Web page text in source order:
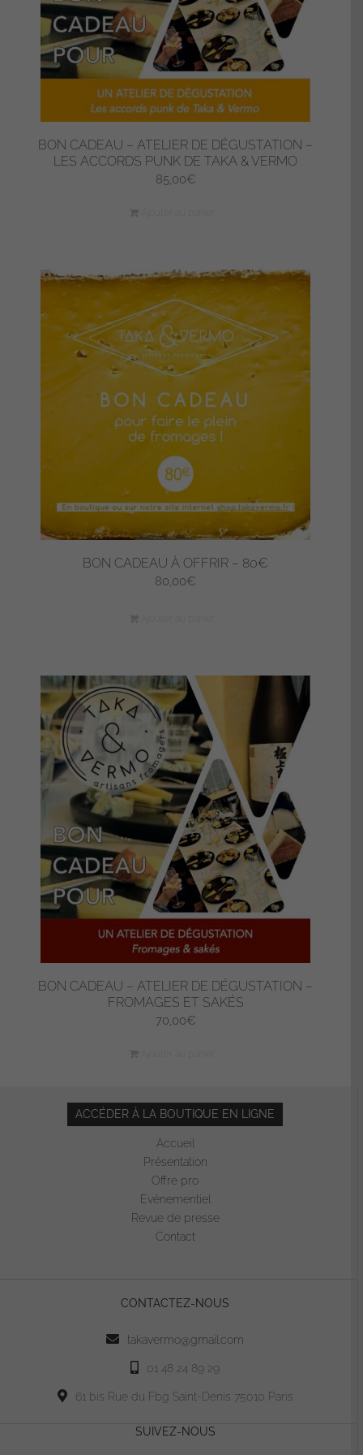
BON CADEAU – ATELIER DE DÉGUSTATION –
LES ACCORDS PUNK DE TAKA & VERMO
85,00€
BON CADEAU À OFFRIR – 80€
80,00€
BON CADEAU – ATELIER DE DÉGUSTATION –
FROMAGES ET SAKÉS
70,00€
ACCÉDER À LA BOUTIQUE EN LIGNE
Accueil
Présentation
Offre pro
Evénementiel
Revue de presse
Contact
CONTACTEZ-NOUS
takavermo@gmail.com
01 48 24 89 29
61 bis Rue du Fbg Saint-Denis 75010 Paris
SUIVEZ-NOUS